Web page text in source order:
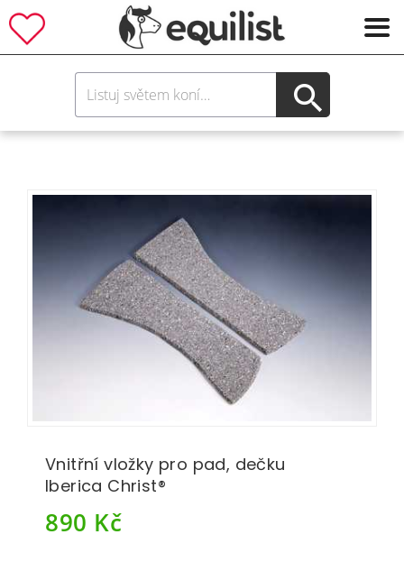
Vnitřní vložky pro pad, dečku
Iberica Christ®
890 Kč